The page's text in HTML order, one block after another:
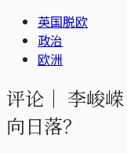
英国脱欧
政治
欧洲
评论｜ 李峻
向日落？